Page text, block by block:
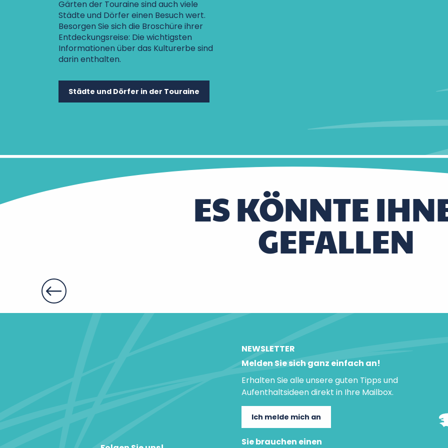
Gärten der Touraine sind auch viele
Städte und Dörfer einen Besuch wert.
Besorgen Sie sich die Broschüre ihrer
Entdeckungsreise: Die wichtigsten
Informationen über das Kulturerbe sind
darin enthalten.
Städte und Dörfer in der Touraine
ES KÖNNTE
GEFALLEN
NEWSLETTER
Melden Sie sich ganz einfach an!
Erhalten Sie alle unsere guten Tipps und
Aufenthaltsideen direkt in Ihre Mailbox.
Ich melde mich an
Sie brauchen einen